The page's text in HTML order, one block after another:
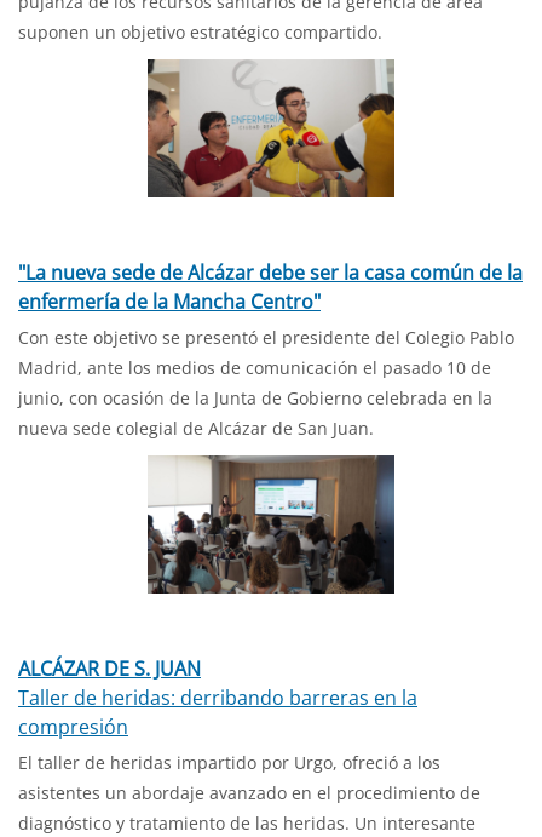
suponen un objetivo estratégico compartido.
"La nueva sede de Alcázar debe ser la casa común de la
enfermería de la Mancha Centro"
Con este objetivo se presentó el presidente del Colegio Pablo
Madrid, ante los medios de comunicación el pasado 10 de
junio, con ocasión de la Junta de Gobierno celebrada en la
nueva sede colegial de Alcázar de San Juan.
ALCÁZAR DE S. JUAN
Taller de heridas: derribando barreras en la
compresión
El taller de heridas impartido por Urgo, ofreció a los
asistentes un abordaje avanzado en el procedimiento de
diagnóstico y tratamiento de las heridas. Un interesante